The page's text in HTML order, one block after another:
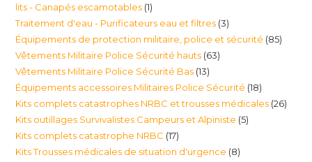
lits - Canapés escamotables 11
produit
Traitement d'eau - Purificateurs eau et filtres 33
produits
Équipements de protection militaire, police et sécurité 8585
Vêtements Militaire Police Sécurité hauts 6363
Vêtements Militaire Police Sécurité Bas 1313
produits
Équipements accessoires Militaires Police Sécurité 1818
produits
Kits complets catastrophes NRBC et trousses médicales 2626
Kits outillages Survivalistes Campeurs et Alpiniste 55
Kits complets catastrophe NRBC 1717
produits
Kits Trousses médicales de situation d'urgence 88